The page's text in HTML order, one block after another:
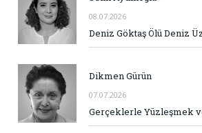
08.07.2026
Deniz Göktaş Ölü Deniz
Dikmen Gürün
07.07.2026
Gerçeklerle Yüzleşmek